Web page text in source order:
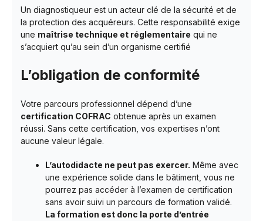
Un diagnostiqueur est un acteur clé de la sécurité et de
la protection des acquéreurs. Cette responsabilité exige
une maîtrise technique et réglementaire qui ne
s’acquiert qu’au sein d’un organisme certifié
L’obligation de conformité
Votre parcours professionnel dépend d’une
certification COFRAC obtenue après un examen
réussi. Sans cette certification, vos expertises n’ont
aucune valeur légale.
L’autodidacte ne peut pas exercer. Même avec
une expérience solide dans le bâtiment, vous ne
pourrez pas accéder à l’examen de certification
sans avoir suivi un parcours de formation validé.
La formation est donc la porte d’entrée